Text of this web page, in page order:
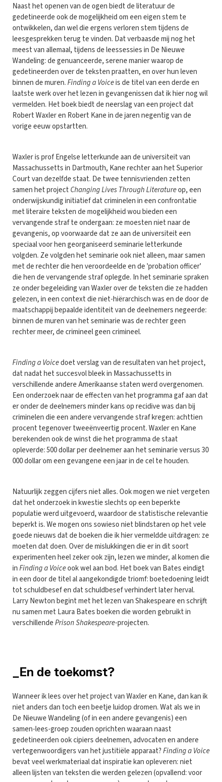
Naast het openen van de ogen biedt de literatuur de
gedetineerde ook de mogelijkheid om een eigen stem te
ontwikkelen, dan wel die ergens verloren stem tijdens de
leesgesprekken terug te vinden. Dat verbaasde mij nog het
meest van allemaal, tijdens de leessessies in De Nieuwe
Wandeling: de genuanceerde, serene manier waarop de
gedetineerden over de teksten praatten, en over hun leven
binnen de muren.Finding a Voiceis de titel van een derde en
laatste werk over het lezen in gevangenissen dat ik hier nog wil
vermelden. Het boek biedt de neerslag van een project dat
Robert Waxler en Robert Kane in de jaren negentig van de
vorige eeuw opstartten.
Waxler is prof Engelse letterkunde aan de universiteit van
Massachussetts in Dartmouth, Kane rechter aan het Superior
Court van dezelfde staat. De twee tennisvrienden zetten
samen het project Changing Lives Through Literatureop, een
onderwijskundig initiatief dat criminelen in een confrontatie
met literaire teksten de mogelijkheid wou bieden een
vervangende straf te ondergaan: ze moesten niet naar de
gevangenis, op voorwaarde dat ze aan de universiteit een
speciaal voor hen georganiseerd seminarie letterkunde
volgden. Ze volgden het seminarie ook niet alleen, maar samen
met de rechter die hen veroordeelde en de 'probation officer'
die hen de vervangende straf oplegde. In het seminarie spraken
ze onder begeleiding van Waxler over de teksten die ze hadden
gelezen, in een context die niet-hiërarchisch was en de door de
maatschappij bepaalde identiteit van de deelnemers negeerde:
binnen de muren van het seminarie was de rechter geen
rechter meer, de crimineel geen crimineel.
Finding a Voicedoet verslag van de resultaten van het project,
dat nadat het succesvol bleek in Massachussetts in
verschillende andere Amerikaanse staten werd overgenomen.
Een onderzoek naar de effecten van het programma gaf aan dat
er onder de deelnemers minder kans op recidive was dan bij
criminelen die een andere vervangende straf kregen: achttien
procent tegenover tweeënveertig procent. Waxler en Kane
berekenden ook de winst die het programma de staat
opleverde: 500 dollar per deelnemer aan het seminarie versus 30
000 dollar om een gevangene een jaar in de cel te houden.
Natuurlijk zeggen cijfers niet alles. Ook mogen we niet vergeten
dat het onderzoek in kwestie slechts op een beperkte
populatie werd uitgevoerd, waardoor de statistische relevantie
beperkt is. We mogen ons sowieso niet blindstaren op het vele
goede nieuws dat de boeken die ik hier vermeldde uitdragen: ze
moeten dat doen. Over de mislukkingen die er in dit soort
experimenten heel zeker ook zijn, lezen we minder, al komen die
inFinding a Voiceook wel aan bod. Het boek van Bates eindigt
in een door de titel al aangekondigde triomf: boetedoening leidt
tot schuldbesef en dat schuldbesef verhindert later herval.
Larry Newton begint met het lezen van Shakespeare en schrijft
nu samen met Laura Bates boeken die worden gebruikt in
verschillendePrison Shakespeare-projecten.
_En de toekomst?
Wanneer ik lees over het project van Waxler en Kane, dan kan ik
niet anders dan toch een beetje luidop dromen. Wat als we in
De Nieuwe Wandeling (of in een andere gevangenis) een
samen-lees-groep zouden oprichten waaraan naast
gedetineerden ook cipiers deelnemen, advocaten en andere
vertegenwoordigers van het justitiële apparaat?Finding a Voice
bevat veel werkmateriaal dat inspiratie kan opleveren: niet
alleen lijsten van teksten die werden gelezen (opvallend: voor